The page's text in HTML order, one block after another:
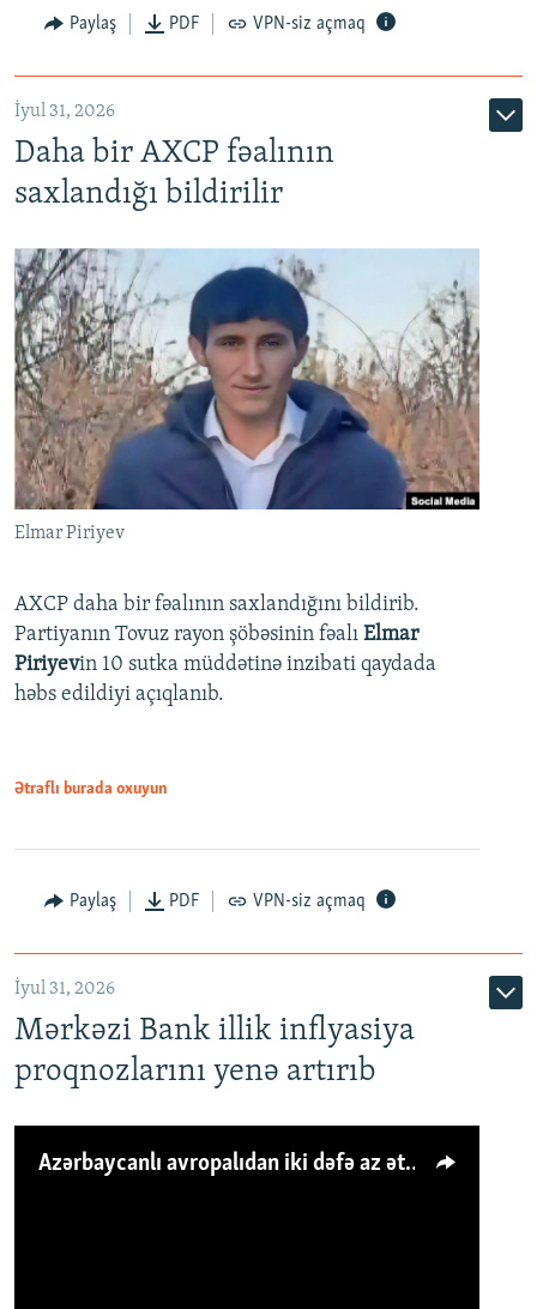
Paylaş PDF VPN-siz açmaq
İyul 31, 2026
Daha bir AXCP fəalının
saxlandığı bildirilir
Elmar Piriyev
AXCP daha bir fəalının saxlandığını bildirib.
Partiyanın Tovuz rayon şöbəsinin fəalı Elmar
Piriyevin 10 sutka müddətinə inzibati qaydada
həbs edildiyi açıqlanıb.
Ətraflı burada oxuyun
Paylaş PDF VPN-siz açmaq
İyul 31, 2026
Mərkəzi Bank illik inflyasiya
proqnozlarını yenə artırıb
Azərbaycanlı avropalıdan iki dəfə az ət yeyir, amma... 'Qiymət artımı qaçılmazdır'